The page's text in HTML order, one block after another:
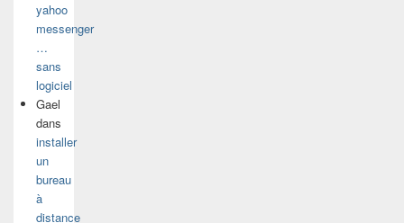
yahoo
messenger
…
sans
logiciel
Gael
dans
installer
un
bureau
à
distance